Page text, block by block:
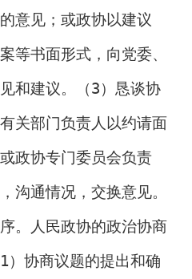
意见；或政协以建议
等书面形式，向党委、
和建议。（3）恳谈协
关部门负责人以约请面
政协专门委员会负责
沟通情况，交换意见。
人民政协的政治协商
）协商议题的提出和确